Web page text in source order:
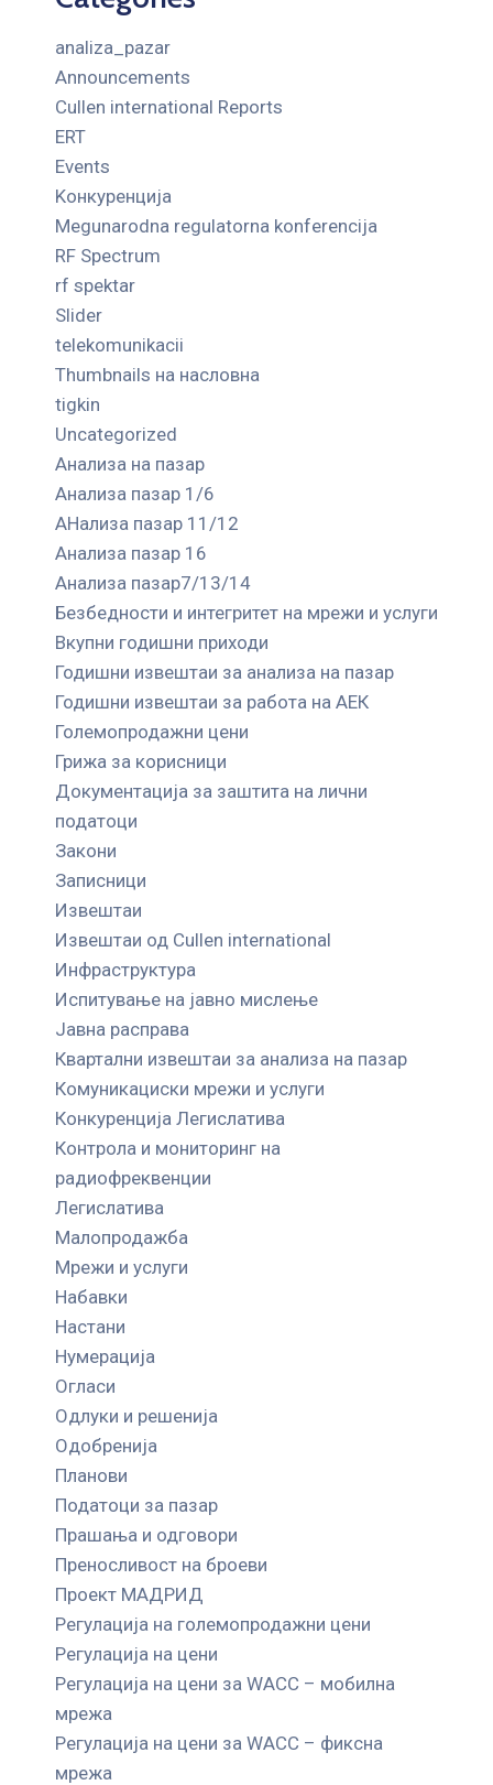
analiza_pazar
Announcements
Cullen international Reports
ERT
Events
Kонкуренција
Megunarodna regulatorna konferencija
RF Spectrum
rf spektar
Slider
telekomunikacii
Thumbnails на насловна
tigkin
Uncategorized
Анализа на пазар
Анализа пазар 1/6
АНализа пазар 11/12
Анализа пазар 16
Анализа пазар7/13/14
Безбедности и интегритет на мрежи и услуги
Вкупни годишни приходи
Годишни извештаи за анализа на пазар
Годишни извештаи за работа на АЕК
Големопродажни цени
Грижа за корисници
Документација за заштита на лични
податоци
Закони
Записници
Извештаи
Извештаи од Cullen international
Инфраструктура
Испитување на јавно мислење
Јавна расправа
Квартални извештаи за анализа на пазар
Комуникациски мрежи и услуги
Конкуренција Легислатива
Контрола и мониторинг на
радиофреквенции
Легислатива
Малопродажба
Мрежи и услуги
Набавки
Настани
Нумерација
Огласи
Одлуки и решенија
Одобренија
Планови
Податоци за пазар
Прашања и одговори
Преносливост на броеви
Проект МАДРИД
Регулација на големопродажни цени
Регулација на цени
Регулација на цени за WACC – мобилна
мрежа
Регулација на цени за WACC – фиксна
мрежа